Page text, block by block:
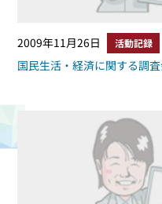
2009年11月26日 活動記録
国民生活・経済に関する調